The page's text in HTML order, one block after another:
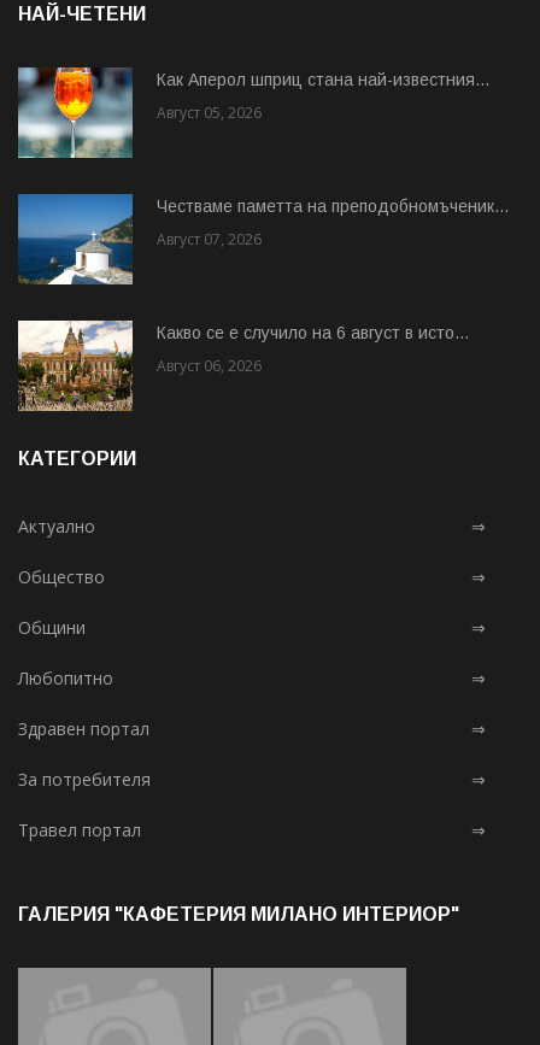
НАЙ-ЧЕТЕНИ
Как Аперол шприц стана най-известния...
Август 05, 2026
Честваме паметта на преподобномъченик...
Август 07, 2026
Какво се е случило на 6 август в исто...
Август 06, 2026
КАТЕГОРИИ
Актуално ⇒
Общество ⇒
Общини ⇒
Любопитно ⇒
Здравен портал ⇒
За потребителя ⇒
Травел портал ⇒
ГАЛЕРИЯ "КАФЕТЕРИЯ МИЛАНО ИНТЕРИОР"